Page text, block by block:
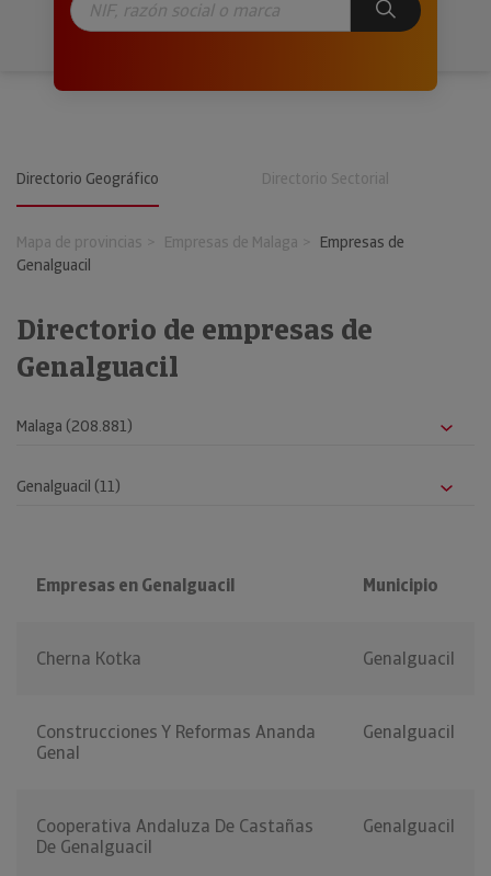
Directorio Geográfico Directorio Sectorial
Mapa de provincias Empresas de Malaga
Empresas de
Genalguacil
Directorio de empresas de
Genalguacil
Empresas en Genalguacil Municipio
Cherna Kotka Genalguacil
Construcciones Y Reformas Ananda
Genal
Genalguacil
Cooperativa Andaluza De Castañas
De Genalguacil
Genalguacil